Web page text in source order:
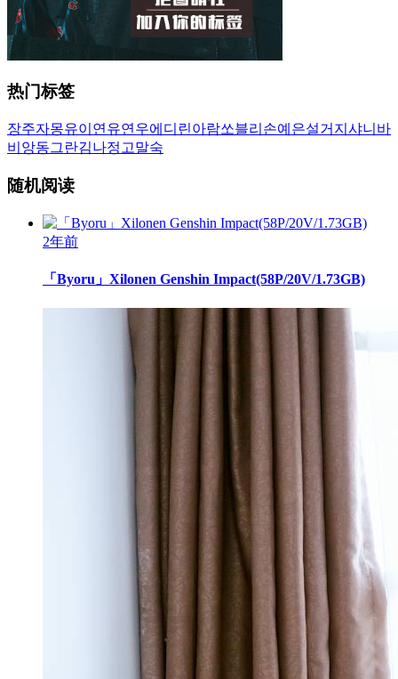
热门标签
장주자몽유이 연유연우에디린아람쏘블리 손예은설거지 샤니 바
비앙동그란김나정 고말숙
随机阅读
2年前
「Byoru」Xilonen Genshin Impact(58P/20V/1.73GB)